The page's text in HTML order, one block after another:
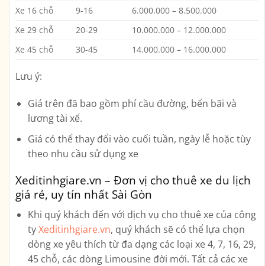
Xe 16 chỗ
9-16
6.000.000 – 8.500.000
Xe 29 chỗ
20-29
10.000.000 – 12.000.000
Xe 45 chỗ
30-45 14.000.000 – 16.000.000
Lưu ý:
Giá trên đã bao gồm phí cầu đường, bến bãi và
lương tài xế.
Giá có thể thay đổi vào cuối tuần, ngày lễ hoặc tùy
theo nhu cầu sử dụng xe
Xeditinhgiare.vn – Đơn vị cho thuê xe du lịch
giá rẻ, uy tín nhất Sài Gòn
Khi quý khách đến với dịch vụ cho thuê xe của công
tyXeditinhgiare.vn, quý khách sẽ có thể lựa chọn
dòng xe yêu thích từ đa dạng các loại xe4, 7, 16, 29,
45 chỗ, các dòng Limousine đời mới. Tất cả các xe